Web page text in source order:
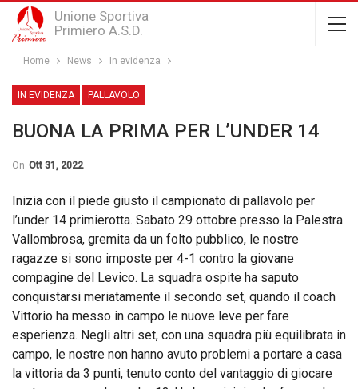
Unione Sportiva
Primiero A.S.D.
Home News In evidenza
IN EVIDENZA PALLAVOLO
BUONA LA PRIMA PER L’UNDER 14
On Ott 31, 2022
Inizia con il piede giusto il campionato di pallavolo per
l’under 14 primierotta. Sabato 29 ottobre presso la Palestra
Vallombrosa, gremita da un folto pubblico, le nostre
ragazze si sono imposte per 4-1 contro la giovane
compagine del Levico. La squadra ospite ha saputo
conquistarsi meriatamente il secondo set, quando il coach
Vittorio ha messo in campo le nuove leve per fare
esperienza. Negli altri set, con una squadra più equilibrata in
campo, le nostre non hanno avuto problemi a portare a casa
la vittoria da 3 punti, tenuto conto del vantaggio di giocare